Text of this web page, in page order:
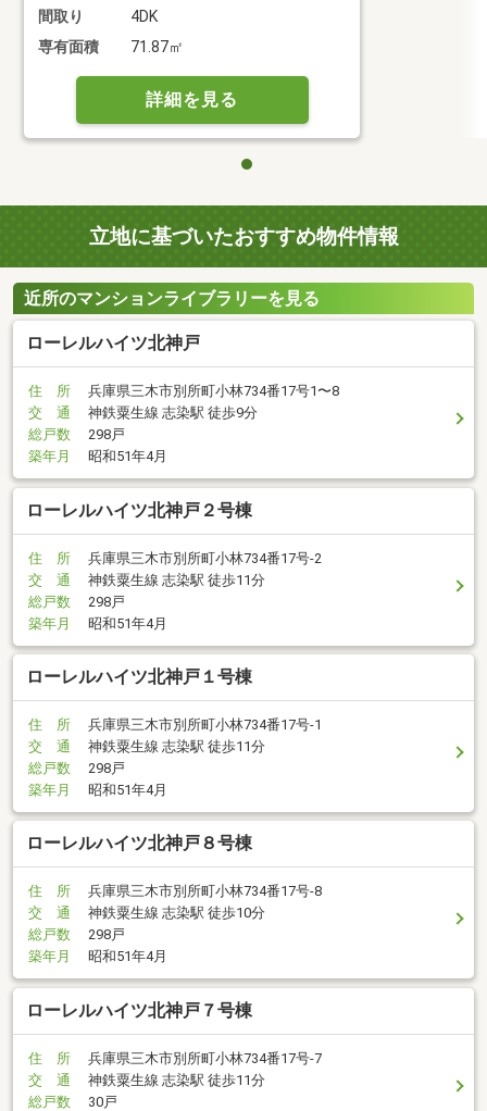
間取り
4DK
専有面積
71.87㎡
詳細を見る
立地に基づいたおすすめ物件情報
近所のマンションライブラリーを見る
ローレルハイツ北神戸
住 所
兵庫県三木市別所町小林734番17号1〜8
交 通
神鉄粟生線 志染駅 徒歩9分
総戸数
298戸
築年月
昭和51年4月
ローレルハイツ北神戸２号棟
住 所
兵庫県三木市別所町小林734番17号-2
交 通
神鉄粟生線 志染駅 徒歩11分
総戸数
298戸
築年月
昭和51年4月
ローレルハイツ北神戸１号棟
住 所
兵庫県三木市別所町小林734番17号-1
交 通
神鉄粟生線 志染駅 徒歩11分
総戸数
298戸
築年月
昭和51年4月
ローレルハイツ北神戸８号棟
住 所
兵庫県三木市別所町小林734番17号-8
交 通
神鉄粟生線 志染駅 徒歩10分
総戸数
298戸
築年月
昭和51年4月
ローレルハイツ北神戸７号棟
住 所
兵庫県三木市別所町小林734番17号-7
交 通
神鉄粟生線 志染駅 徒歩11分
総戸数
30戸